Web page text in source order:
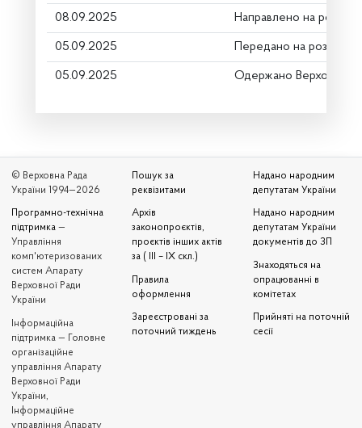
08.09.2025 Направлено на
05.09.2025 Передано на розгляд
05.09.2025 Одержано Верховною
© Верховна Рада
України 1994—2026
Програмно-технічна
підтримка —
Управління
комп'ютеризованих
систем Апарату
Верховної Ради
України
Iнформаційна
підтримка — Головне
організаційне
управління Апарату
Верховної Ради
України,
Інформаційне
управління Апарату
Пошук за
реквізитами
Архів
законопроєктів,
проєктів інших актів
за ( III – IX скл.)
Правила
оформлення
Зареєстровані за
поточний тиждень
Надано народним
депутатам України
Надано народним
депутатам України
документів до ЗП
Знаходяться на
опрацюванні в
комітетах
Прийняті на поточній
сесії